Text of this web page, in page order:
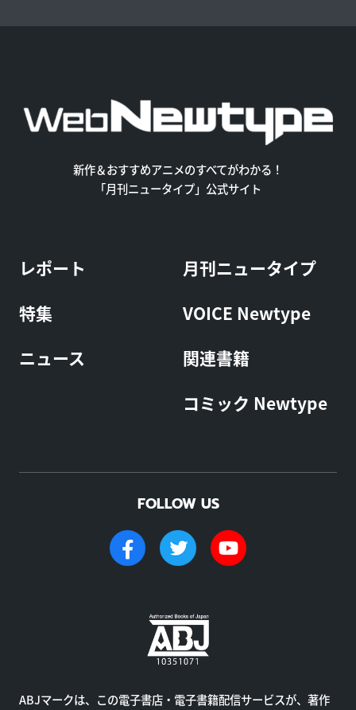
新作＆おすすめアニメのすべてがわかる！
「月刊ニュータイプ」公式サイト
レポート
特集
ニュース
月刊ニュータイプ
VOICE Newtype
関連書籍
コミック Newtype
FOLLOW US
ABJマークは、この電子書店・電子書籍配信サービスが、著作